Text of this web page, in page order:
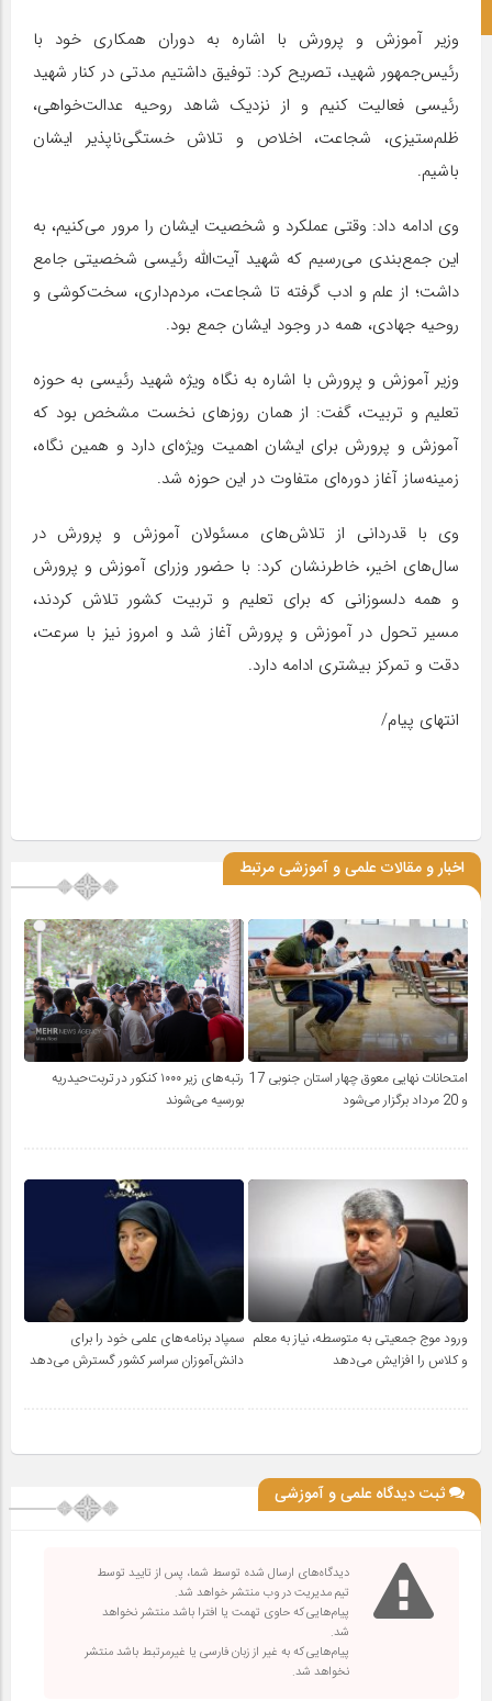
وزیر آموزش و پرورش با اشاره به دوران همکاری خود با
رئیس‌جمهور شهید، تصریح کرد: توفیق داشتیم مدتی در کنار شهید
رئیسی فعالیت کنیم و از نزدیک شاهد روحیه عدالت‌خواهی،
ظلم‌ستیزی، شجاعت، اخلاص و تلاش خستگی‌ناپذیر ایشان
باشیم.
وی ادامه داد: وقتی عملکرد و شخصیت ایشان را مرور می‌کنیم، به
این جمع‌بندی می‌رسیم که شهید آیت‌الله رئیسی شخصیتی جامع
داشت؛ از علم و ادب گرفته تا شجاعت، مردم‌داری، سخت‌کوشی و
روحیه جهادی، همه در وجود ایشان جمع بود.
وزیر آموزش و پرورش با اشاره به نگاه ویژه شهید رئیسی به حوزه
تعلیم و تربیت، گفت: از همان روز‌های نخست مشخص بود که
آموزش و پرورش برای ایشان اهمیت ویژه‌ای دارد و همین نگاه،
زمینه‌ساز آغاز دوره‌ای متفاوت در این حوزه شد.
وی با قدردانی از تلاش‌های مسئولان آموزش و پرورش در
سال‌های اخیر، خاطرنشان کرد: با حضور وزرای آموزش و پرورش
و همه دلسوزانی که برای تعلیم و تربیت کشور تلاش کردند،
مسیر تحول در آموزش و پرورش آغاز شد و امروز نیز با سرعت،
دقت و تمرکز بیشتری ادامه دارد.
انتهای پیام/
اخبار و مقالات علمی و آموزشی مرتبط
امتحانات نهایی معوق چهار استان جنوبی 17
و 20 مرداد برگزار می‌شود
رتبه‌های زیر ۱۰۰۰ کنکور در تربت‌حیدریه
بورسیه می‌شوند
ورود موج جمعیتی به متوسطه، نیاز به معلم
و کلاس را افزایش می‌دهد
سمپاد برنامه‌های علمی خود را برای
دانش‌آموزان سراسر کشور گسترش می‌دهد
ثبت دیدگاه علمی و آموزشی
دیدگاه‌های ارسال شده توسط شما، پس از تایید توسط
تیم مدیریت در وب منتشر خواهد شد.
پیام‌هایی که حاوی تهمت یا افترا باشد منتشر نخواهد
شد.
پیام‌هایی که به غیر از زبان فارسی یا غیرمرتبط باشد منتشر
نخواهد شد.